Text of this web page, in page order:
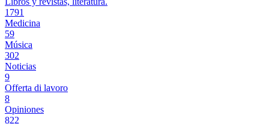
1791
Medicina
59
Música
302
Noticias
9
Offerta di lavoro
8
Opiniones
822